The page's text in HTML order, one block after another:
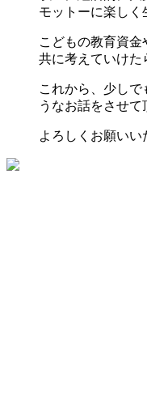
モットーに楽しく
こどもの教育資金
共に考えていけた
これから、少しで
うなお話をさせ
よろしくお願いい